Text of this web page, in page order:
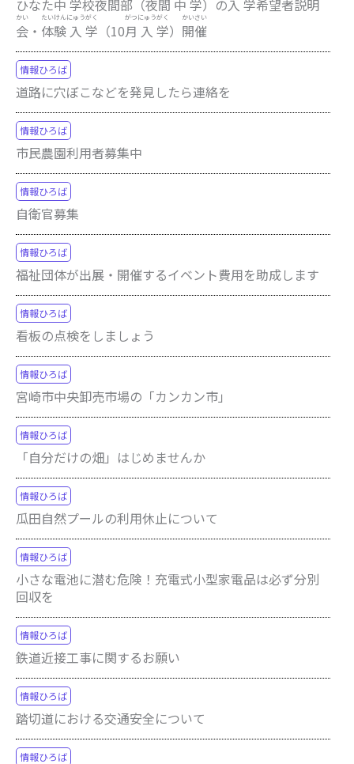
ひなた中 学校夜間部 （夜間 中 学）の入 学希望者説明
会
かい
・ 体
たい
験
けん
入
にゅう
学
がく
（10月
がつ
入
にゅう
学
がく
） 開
かい
催
さい
情報ひろば
道路に穴ぼこなどを発見したら連絡を
情報ひろば
市民農園利用者募集中
情報ひろば
自衛官募集
情報ひろば
福祉団体が出展・開催するイベント費用を助成します
情報ひろば
看板の点検をしましょう
情報ひろば
宮崎市中央卸売市場の「カンカン市」
情報ひろば
「自分だけの畑」はじめませんか
情報ひろば
瓜田自然プールの利用休止について
情報ひろば
小さな電池に潜む危険！充電式小型家電品は必ず分別
回収を
情報ひろば
鉄道近接工事に関するお願い
情報ひろば
踏切道における交通安全について
情報ひろば